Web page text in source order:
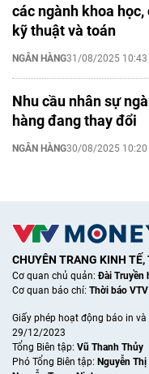
các ngành khoa học,
kỹ thuật và toán
NGÂN HÀNG31/08/2025 10:43
Nhu cầu nhân sự
hàng đang thay đổi
NGÂN HÀNG30/08/2025 10:20
CHUYÊN TRANG KINH TẾ,
Cơ quan chủ quản:Đài Truyền
Cơ quan báo chí: Thời báo VTV
Giấy phép hoạt động báo in
29/12/2023
Tổng Biên tập: Vũ Thanh Thủy
Phó Tổng Biên tập: Nguyễn Thị